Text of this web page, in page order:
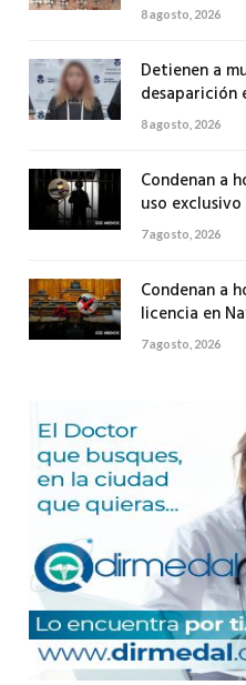
8 agosto, 2026
Detienen a
desaparición
8 agosto, 2026
Condenan a
uso
7 agosto, 2026
Condenan a
licencia en
7 agosto, 2026